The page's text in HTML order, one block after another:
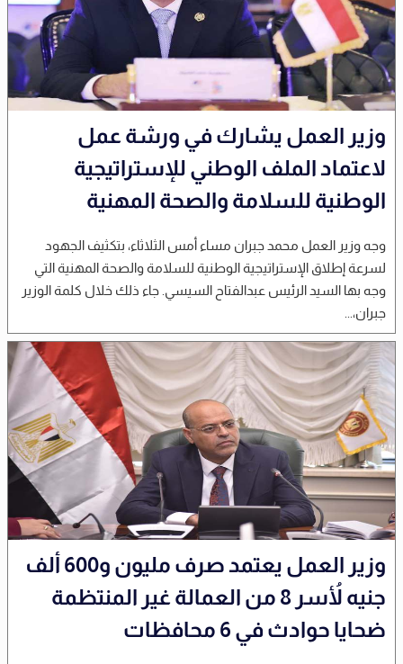
وزير العمل يشارك في ورشة عمل
لاعتماد الملف الوطني للإستراتيجية
الوطنية للسلامة والصحة المهنية
وجه وزير العمل محمد جبران مساء أمس الثلاثاء، بتكثيف الجهود
لسرعة إطلاق الإستراتيجية الوطنية للسلامة والصحة المهنية التي
وجه بها السيد الرئيس عبدالفتاح السيسي. جاء ذلك خلال كلمة الوزير
جبران،...
وزير العمل يعتمد صرف مليون و600 ألف
جنيه لأُسر 8 من العمالة غير المنتظمة
ضحايا حوادث في 6 محافظات